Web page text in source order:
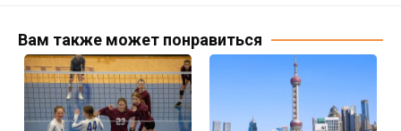
Вам также может понравиться